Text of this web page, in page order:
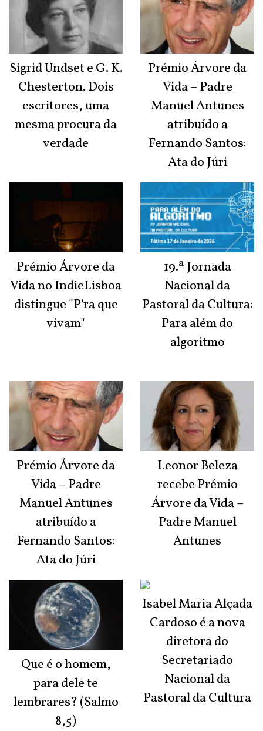
Sigrid Undset e G. K.
Chesterton. Dois
escritores, uma
mesma procura da
verdade
Prémio Árvore da
Vida no IndieLisboa
distingue "P'ra que
vivam"
Prémio Árvore da
Vida – Padre
Manuel Antunes
atribuído a
Fernando Santos:
Ata do Júri
Que é o homem,
para dele te
lembrares? (Salmo
8,5)
Prémio Árvore da
Vida – Padre
Manuel Antunes
atribuído a
Fernando Santos:
Ata do Júri
19.ª Jornada
Nacional da
Pastoral da Cultura:
Para além do
algoritmo
Leonor Beleza
recebe Prémio
Árvore da Vida –
Padre Manuel
Antunes
Isabel Maria Alçada
Cardoso é a nova
diretora do
Secretariado
Nacional da
Pastoral da Cultura